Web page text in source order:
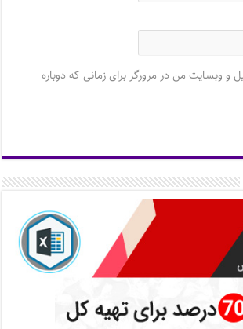
و وبسایت من در مرورگر برای زمانی که دوباره